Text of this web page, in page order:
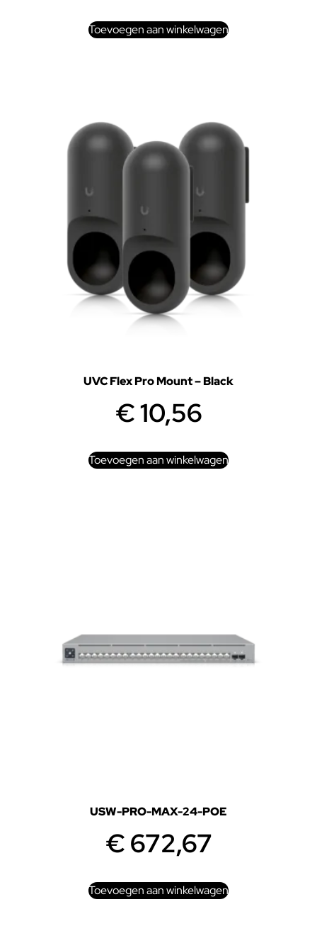
Toevoegen aan winkelwagen
UVC Flex Pro Mount – Black
€10,56
Toevoegen aan winkelwagen
USW-PRO-MAX-24-POE
€672,67
Toevoegen aan winkelwagen